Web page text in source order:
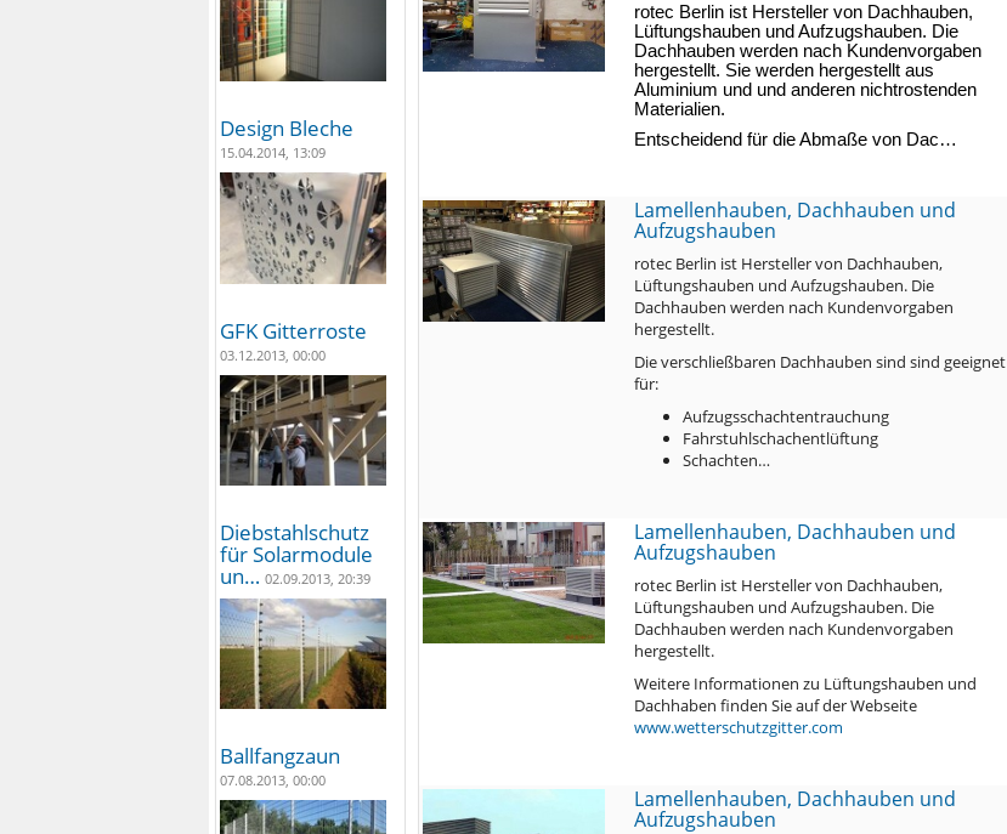
Design Bleche
15.04.2014, 13:09
GFK Gitterroste
03.12.2013, 00:00
Diebstahlschutz
für Solarmodule
un… 02.09.2013, 20:39
Ballfangzaun
07.08.2013, 00:00
rotec Berlin ist Hersteller von Dachhauben,
Lüftungshauben und Aufzugshauben. Die
Dachhauben werden nach Kundenvorgaben
hergestellt. Sie werden hergestellt aus
Aluminium und und anderen nichtrostenden
Materialien.
Entscheidend für die Abmaße von Dac…
Lamellenhauben, Dachhauben und
Aufzugshauben
rotec Berlin ist Hersteller von Dachhauben,
Lüftungshauben und Aufzugshauben. Die
Dachhauben werden nach Kundenvorgaben
hergestellt.
Die verschließbaren Dachhauben sind sind geeignet
für:
Aufzugsschachtentrauchung
Fahrstuhlschachentlüftung
Schachten…
Lamellenhauben, Dachhauben und
Aufzugshauben
rotec Berlin ist Hersteller von Dachhauben,
Lüftungshauben und Aufzugshauben. Die
Dachhauben werden nach Kundenvorgaben
hergestellt.
Weitere Informationen zu Lüftungshauben und
Dachhaben finden Sie auf der Webseite
www.wetterschutzgitter.com
Lamellenhauben, Dachhauben und
Aufzugshauben